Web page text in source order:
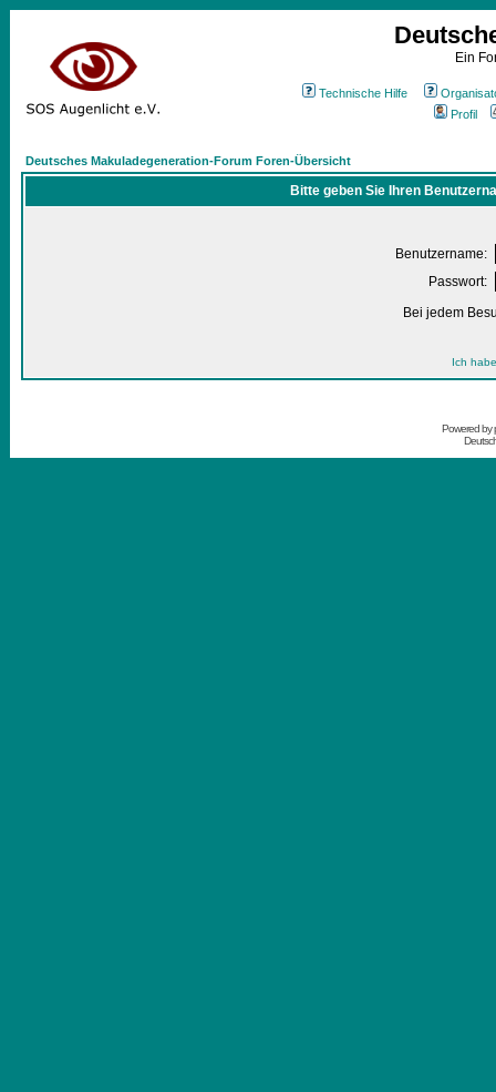
Ein
Technische Hilfe
Profil
Deutsches Makuladegeneration-Forum Foren-Übersicht
Bitte geben Sie Ihren
Benutzername:
Passwort:
Bei jedem
Ich
Powered by